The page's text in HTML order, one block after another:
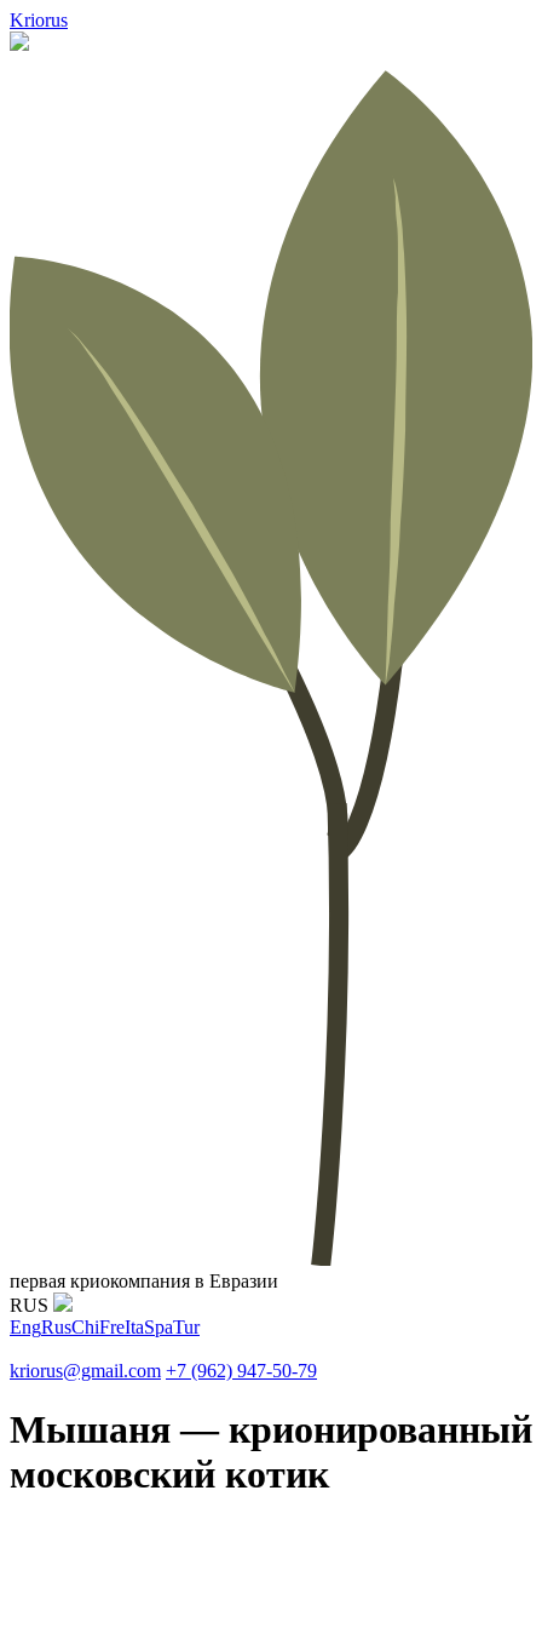
Kriorus
первая криокомпания в Евразии
RUS
EngRusChiFreItaSpaTur
kriorus@gmail.com +7 (962) 947-50-79
Мышаня — крионированный
московский котик